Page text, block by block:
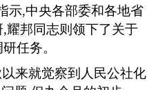
示,中央各部委和各地省
,耀邦同志则领下了关于
任务。
来就觉察到人民公社化